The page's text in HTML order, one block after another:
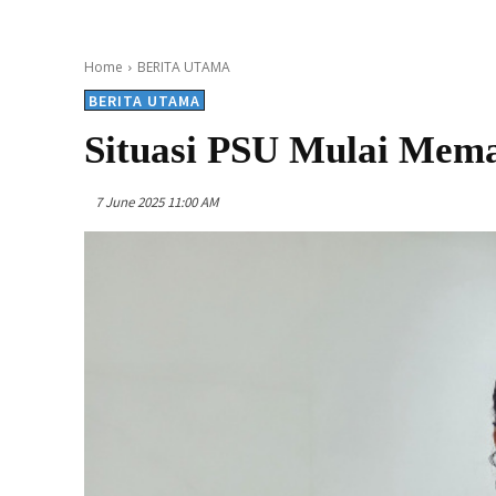
Home BERITA UTAMA
BERITA UTAMA
Situasi PSU Mulai
7 June 2025 11:00 AM